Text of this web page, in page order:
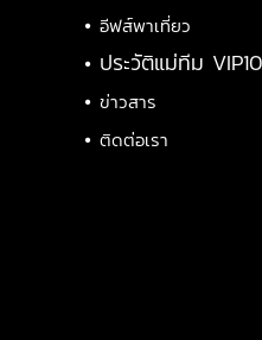
• อีฟส์พาเที่ยว
• ประวัติแม่ทีม VIP10
• ข่าวสาร
• ติดต่อเรา